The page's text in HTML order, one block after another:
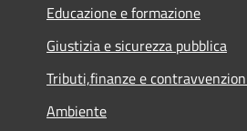
Educazione e formazione
Giustizia e sicurezza pubblica
Tributi,finanze e
Ambiente